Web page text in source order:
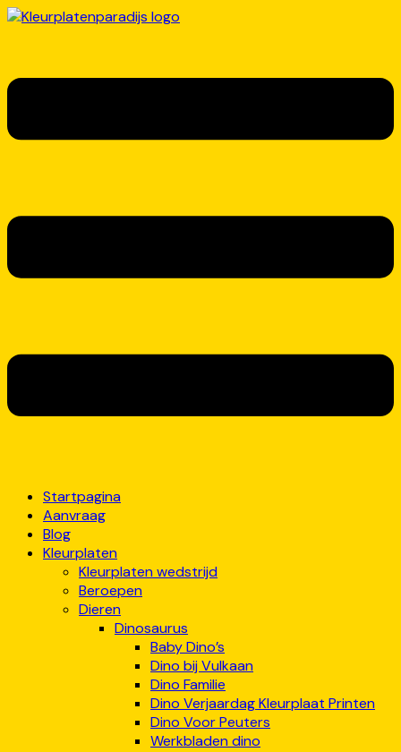
Startpagina
Aanvraag
Blog
Kleurplaten
Kleurplaten wedstrijd
Beroepen
Dieren
Dinosaurus
Baby Dino’s
Dino bij Vulkaan
Dino Familie
Dino Verjaardag Kleurplaat Printen
Dino Voor Peuters
Werkbladen dino